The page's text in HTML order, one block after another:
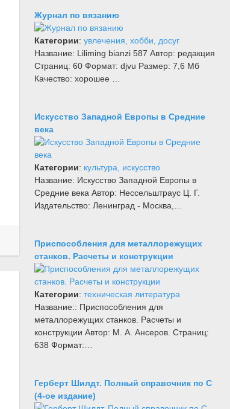
Журнал по вязанию
Категории: увлечения, хобби, досуг
Название: Liliming bianzi 587 Автор: редакция
Страниц: 60 Формат: djvu Размер: 7,6 Мб
Качество: хорошее …
Искусство Западной Европы в Средние
века
Категории: культура, искусство
Название: Искусство Западной Европы в
Средние века Автор: Нессельштраус Ц. Г.
Издательство: Ленинград - Москва,…
Приспособления для металлорежущих
станков. Расчеты и конструкции
Категории: техническая литература
Название:: Приспособления для
металлорежущих станков. Расчеты и
конструкции Автор: М. А. Ансеров. Страниц:
638 Формат:…
Герберт Шилдт. Полный справочник по С
(4-ое издание)